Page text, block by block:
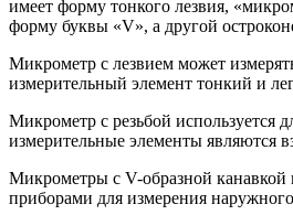
имеет форму тонкого лезвия,
форму буквы «V», а другой
Микрометр с лезвием может
измерительный элемент тонкий и
Микрометр с резьбой используется
измерительные элементы являются
Микрометры с V-образной канавкой
приборами для измерения